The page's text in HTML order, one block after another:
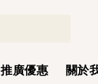
推廣優惠 關於